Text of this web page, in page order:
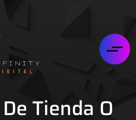
Tienda O